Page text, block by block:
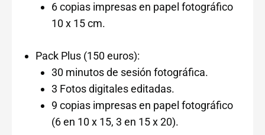
6 copias impresas en papel fotográfico
10 x 15 cm.
Pack Plus (150 euros):
30 minutos de sesión fotográfica.
3 Fotos digitales editadas.
9 copias impresas en papel fotográfico
(6 en 10 x 15, 3 en 15 x 20).